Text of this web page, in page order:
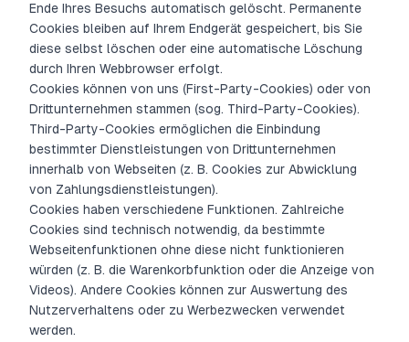
Ende Ihres Besuchs automatisch gelöscht. Permanente
Cookies bleiben auf Ihrem Endgerät gespeichert, bis Sie
diese selbst löschen oder eine automatische Löschung
durch Ihren Webbrowser erfolgt.
Cookies können von uns (First-Party-Cookies) oder von
Drittunternehmen stammen (sog. Third-Party-Cookies).
Third-Party-Cookies ermöglichen die Einbindung
bestimmter Dienstleistungen von Drittunternehmen
innerhalb von Webseiten (z. B. Cookies zur Abwicklung
von Zahlungsdienstleistungen).
Cookies haben verschiedene Funktionen. Zahlreiche
Cookies sind technisch notwendig, da bestimmte
Webseitenfunktionen ohne diese nicht funktionieren
würden (z. B. die Warenkorbfunktion oder die Anzeige von
Videos). Andere Cookies können zur Auswertung des
Nutzerverhaltens oder zu Werbezwecken verwendet
werden.